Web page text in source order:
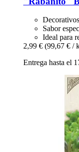
Sabor
Ideal para
2,99 € (99,67 € /
Entrega hasta el